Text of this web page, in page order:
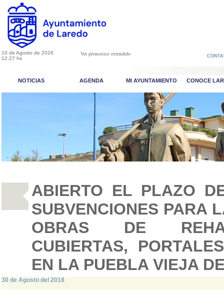
10 de Agosto de 2026
12:27 hs
Ver pronostico extendido
NOTICIAS AGENDA MI AYUNTAMIENTO CONOCE
ABIERTO EL PLAZO
SUBVENCIONES PARA
OBRAS DE
CUBIERTAS,
EN LA PUEBLA VIEJA
30 de Agosto del 2018